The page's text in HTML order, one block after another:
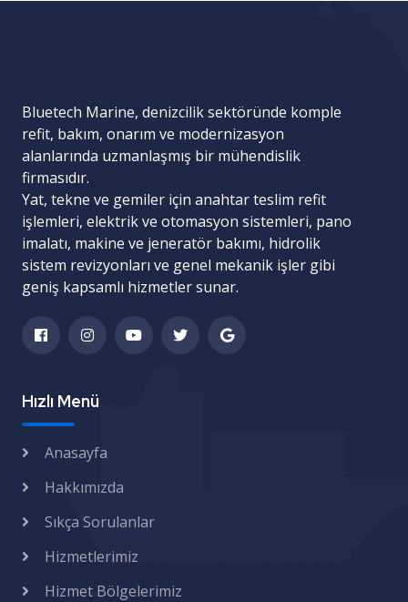
Bluetech Marine, denizcilik sektöründe komple
refit, bakım, onarım ve modernizasyon
alanlarında uzmanlaşmış bir mühendislik
firmasıdır.
Yat, tekne ve gemiler için anahtar teslim refit
işlemleri, elektrik ve otomasyon sistemleri, pano
imalatı, makine ve jeneratör bakımı, hidrolik
sistem revizyonları ve genel mekanik işler gibi
geniş kapsamlı hizmetler sunar.
Hızlı Menü
Anasayfa
Hakkımızda
Sıkça Sorulanlar
Hizmetlerimiz
Hizmet Bölgelerimiz